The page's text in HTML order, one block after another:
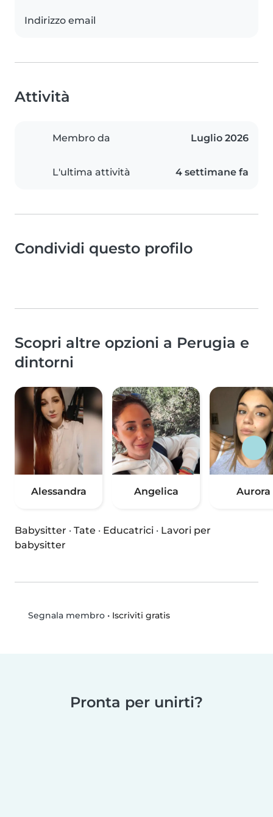
Indirizzo email
Attività
Membro da Luglio 2026
L'ultima attività 4 settimane fa
Condividi questo profilo
Scopri altre opzioni a Perugia e
dintorni
Alessandra Angelica Aurora
Babysitter · Tate · Educatrici · Lavori per
babysitter
Segnala membro• Iscriviti gratis
Pronta per unirti?